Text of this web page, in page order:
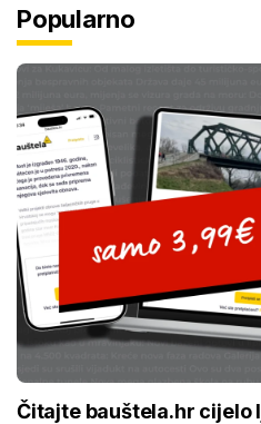
Popularno
Čitajte bauštela.hr cijelo